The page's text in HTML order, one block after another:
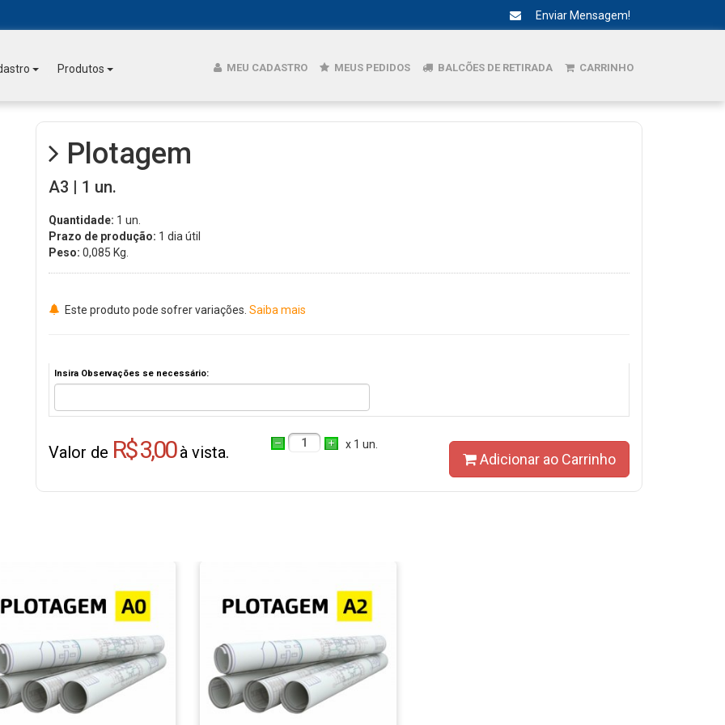
Enviar Mensagem!
Produtos MEU CADASTRO MEUS PEDIDOS BALCÕES DE RETIRADA CARRINHO
Plotagem
A3 | 1 un.
Quantidade: 1 un.
Prazo de produção: 1 dia útil
Peso: 0,085 Kg.
Este produto pode sofrer variações. Saiba mais
Insira Observações se necessário:
Valor de R$ 3,00à vista. 1 x 1 un.
Adicionar ao Carrinho